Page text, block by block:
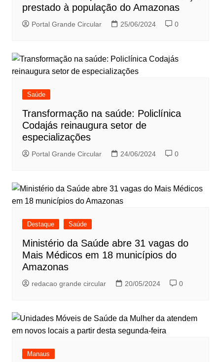
prestado à população do Amazonas
Portal Grande Circular 25/06/2024 0
Saúde
Transformação na saúde: Policlínica
Codajás reinaugura setor de
especializações
Portal Grande Circular 24/06/2024 0
Destaque Saúde
Ministério da Saúde abre 31 vagas do
Mais Médicos em 18 municípios do
Amazonas
redacao grande circular 20/05/2024 0
Manaus